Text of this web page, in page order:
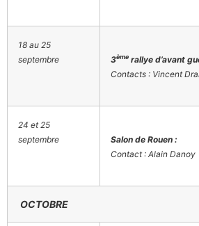
18 au 25
septembre
3ème rallye d’avant
Contacts : Vincent
24 et 25
septembre
Salon de Rouen :
Contact : Alain Danoy
OCTOBRE